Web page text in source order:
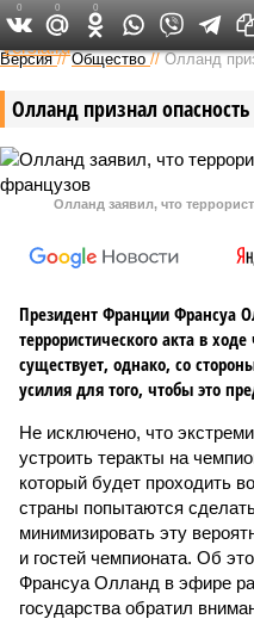
Версия //Общество //Олланд
Олланд признал
Олланд заявил, что
Президент Франции Франсуа
террористического акта в
существует, однако, со
усилия для того, чтобы это
Не исключено, что
устроить теракты на
который будет проходить
страны попытаются
минимизировать эту
и гостей чемпионата. Об
Франсуа Олланд в эфире
государства обратил
0 0 0